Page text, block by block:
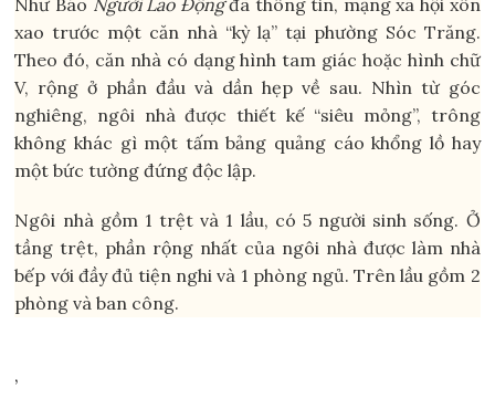
xao trước một căn nhà “kỳ lạ” tại phường Sóc Trăng.
Theo đó, căn nhà có dạng hình tam giác hoặc hình chữ
V, rộng ở phần đầu và dần hẹp về sau. Nhìn từ góc
nghiêng, ngôi nhà được thiết kế “siêu mỏng”, trông
không khác gì một tấm bảng quảng cáo khổng lồ hay
một bức tường đứng độc lập.
Ngôi nhà gồm 1 trệt và 1 lầu, có 5 người sinh sống. Ở
tầng trệt, phần rộng nhất của ngôi nhà được làm nhà
bếp với đầy đủ tiện nghi và 1 phòng ngủ. Trên lầu gồm 2
phòng và ban công.
,